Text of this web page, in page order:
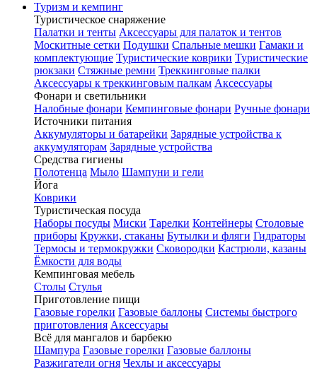
Туризм и кемпинг
Туристическое снаряжение
Палатки и тенты Аксессуары для палаток и тентов
Москитные сетки Подушки Спальные мешки Гамаки и
комплектующие Туристические коврики Туристические
рюкзаки Стяжные ремни Треккинговые палки
Аксессуары к треккинговым палкам Аксессуары
Фонари и светильники
Налобные фонари Кемпинговые фонари Ручные фонари
Источники питания
Аккумуляторы и батарейки Зарядные устройства к
аккумуляторам Зарядные устройства
Средства гигиены
Полотенца Мыло Шампуни и гели
Йога
Коврики
Туристическая посуда
Наборы посуды Миски Тарелки Контейнеры Столовые
приборы Кружки, стаканы Бутылки и фляги Гидраторы
Термосы и термокружки Сковородки Кастрюли, казаны
Ёмкости для воды
Кемпинговая мебель
Столы Стулья
Приготовление пищи
Газовые горелки Газовые баллоны Системы быстрого
приготовления Аксессуары
Всё для мангалов и барбекю
Шампура Газовые горелки Газовые баллоны
Разжигатели огня Чехлы и аксессуары